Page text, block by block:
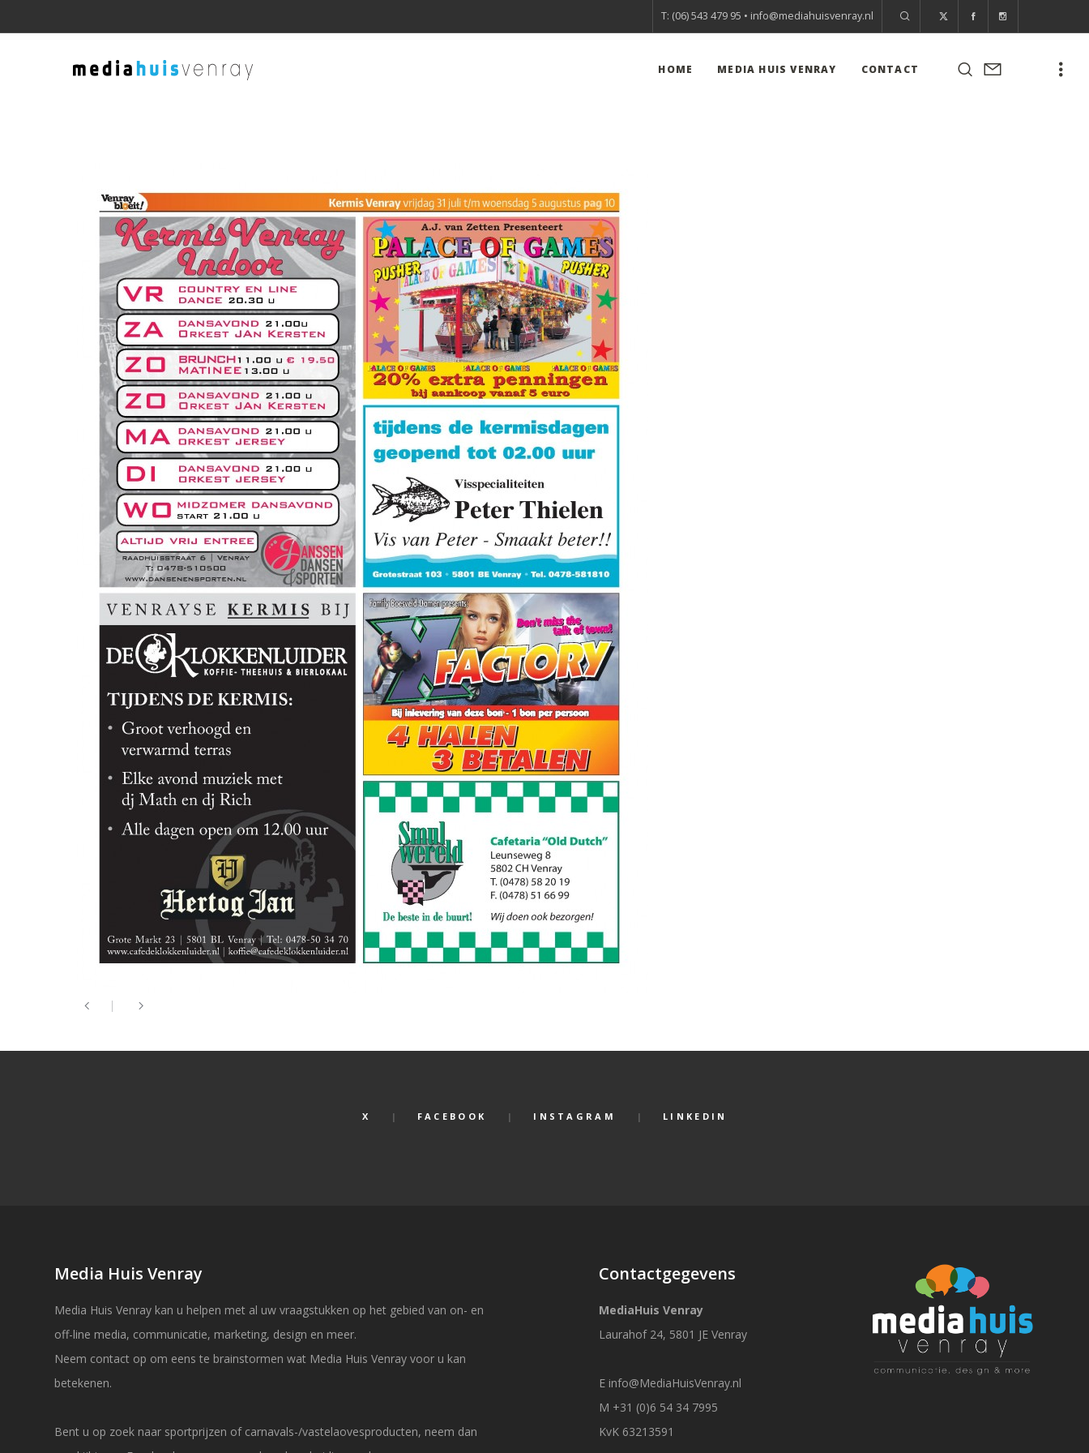
T: (06) 543 479 95 • info@mediahuisvenray.nl
HOME MEDIA HUIS VENRAY CONTACT
X FACEBOOK INSTAGRAM LINKEDIN
Media Huis Venray
Media Huis Venray kan u helpen met al uw vraagstukken op het gebied van on- en
off-line media, communicatie, marketing, design en meer.
Neem contact op om eens te brainstormen wat Media Huis Venray voor u kan
betekenen.
Bent u op zoek naar sportprijzen of carnavals-/vastelaovesproducten, neem dan
Contactgegevens
MediaHuis Venray
Laurahof 24, 5801 JE Venray
E info@MediaHuisVenray.nl
M +31 (0)6 54 34 7995
KvK 63213591